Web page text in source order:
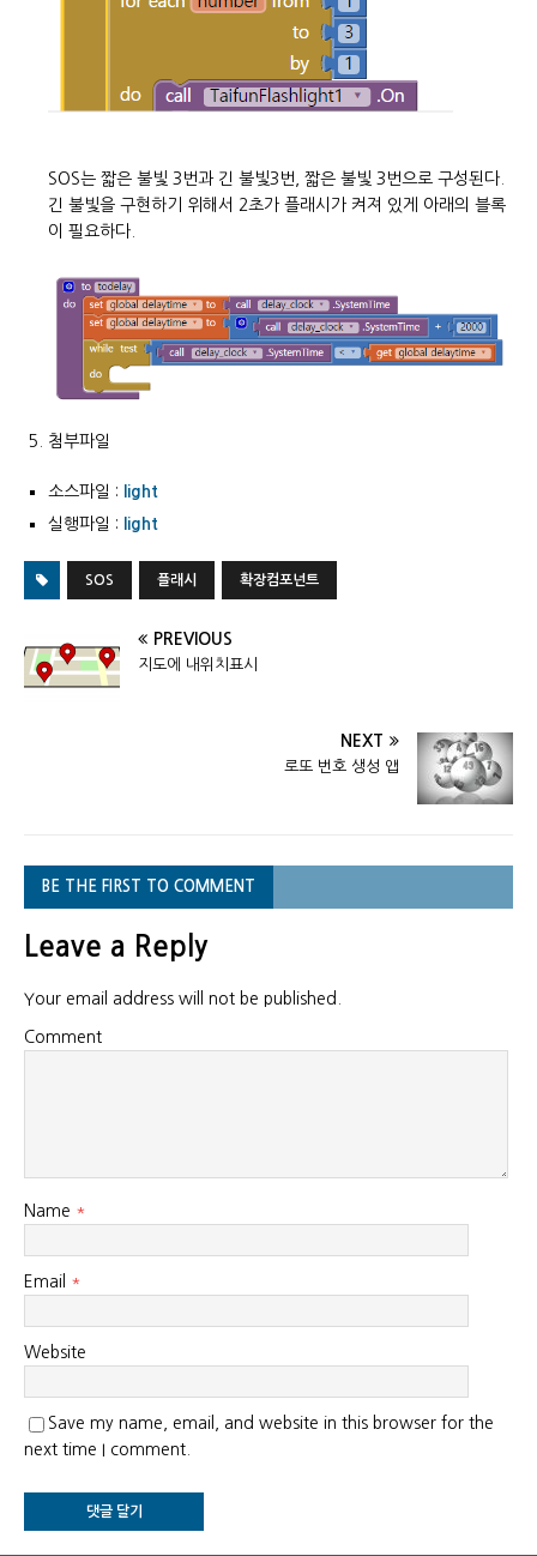
SOS는 짧은 불빛 3번과 긴 불빛3번, 짧은 불빛 3번으로 구성된다.
긴 불빛을 구현하기 위해서 2초가 플래시가 켜져 있게 아래의 블록
이 필요하다.
첨부파일
소스파일 :
light
실행파일 :
light
SOS 플래시 확장컴포넌트
PREVIOUS
지도에 내위치표시
NEXT
로또 번호 생성 앱
BE THE FIRST TO COMMENT
Leave a Reply
Your email address will not be published.
Comment
Name *
Email *
Website
Save my name, email, and website in this browser for the
next time I comment.